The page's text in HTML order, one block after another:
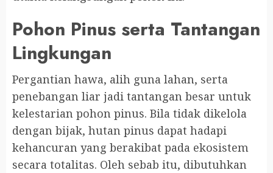
Pohon Pinus serta Tantangan
Lingkungan
Pergantian hawa, alih guna lahan, serta
penebangan liar jadi tantangan besar untuk
kelestarian pohon pinus. Bila tidak dikelola
dengan bijak, hutan pinus dapat hadapi
kehancuran yang berakibat pada ekosistem
secara totalitas. Oleh sebab itu, dibutuhkan